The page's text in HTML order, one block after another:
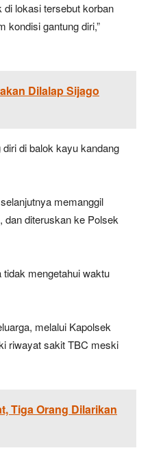
lokasi tersebut korban
kondisi gantung diri,”
Dilalap Sijago
di balok kayu kandang
memanggil
dan diteruskan ke Polsek
mengetahui waktu
melalui Kapolsek
riwayat sakit TBC meski
Tiga Orang Dilarikan